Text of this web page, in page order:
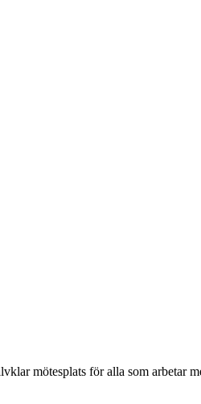
mötesplats för alla som arbetar